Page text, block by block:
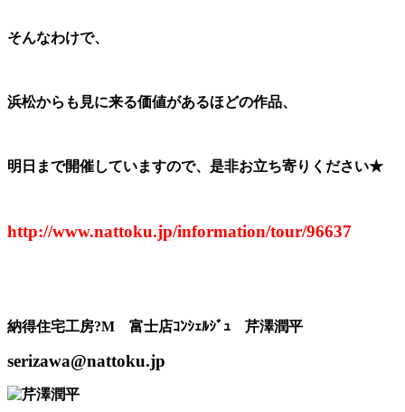
そんなわけで、
浜松からも見に来る価値があるほどの作品、
明日まで開催していますので、是非お立ち寄りください★
http://www.nattoku.jp/information/tour/96637
納得住宅工房?M 富士店ｺﾝｼｪﾙｼﾞｭ 芹澤潤平
serizawa@nattoku.jp